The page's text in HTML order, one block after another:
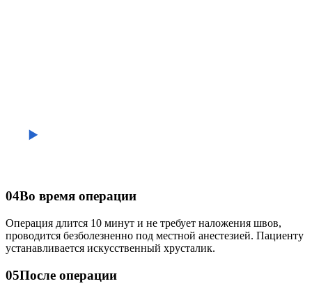
04Во время операции
Операция длится 10 минут и не требует наложения швов,
проводится безболезненно под местной анестезией. Пациенту
устанавливается искусственный хрусталик.
05После операции